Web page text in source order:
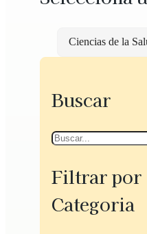
Ciencias de la
Buscar
Filtrar por
Categoria